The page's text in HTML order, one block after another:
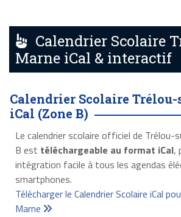
Calendrier Scolaire
Marne iCal & interactif
Calendrier Scolaire
iCal (Zone B)
Le calendrier scolaire officiel de Trélou-
B est téléchargeable au format iCal,
intégration facile à tous les agendas
smartphones.
Télécharger le Calendrier Scolaire iCal
Marne